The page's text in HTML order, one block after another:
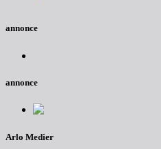
annonce
annonce
Arlo Medier